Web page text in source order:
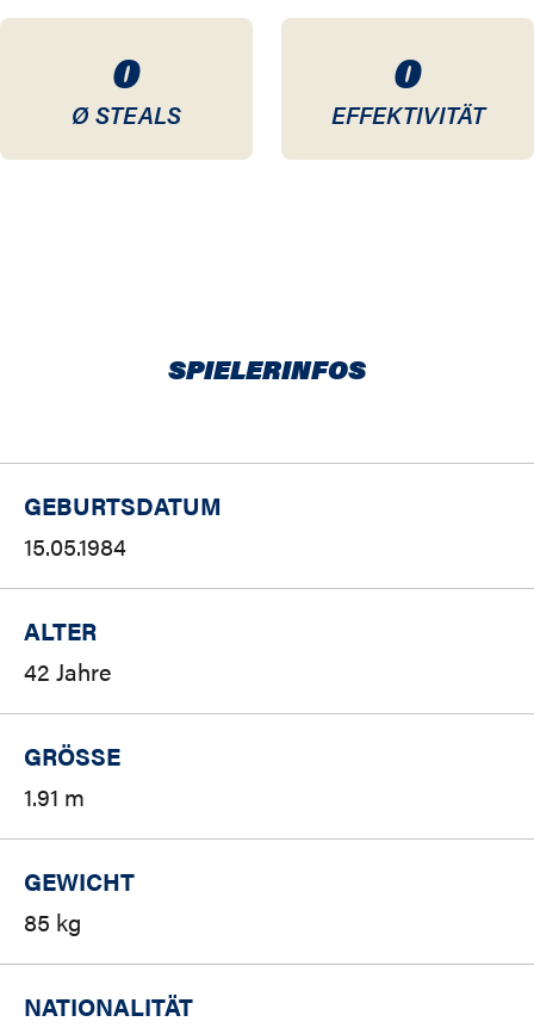
0
Ø STEALS
0
EFFEKTIVITÄT
SPIELERINFOS
GEBURTSDATUM
15.05.1984
ALTER
42 Jahre
GRÖSSE
1.91 m
GEWICHT
85 kg
NATIONALITÄT